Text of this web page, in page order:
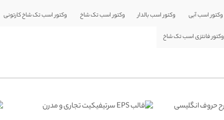
وکتور اسب آبی وکتور اسب بالدار وکتور اسب تک شاخ وکتور اسب تک شاخ کارتونی
وکتور فانتزی اسب تک شاخ